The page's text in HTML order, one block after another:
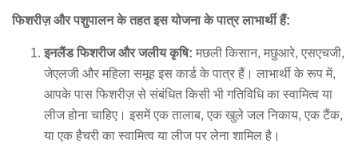
फिशरीज़ और पशुपालन के तहत इस योजना के पात्र लाभार्थी हैं:
इनलैंड फिशरीज और जलीय कृषि: मछली किसान, मछुआरे, एसएचजी,
जेएलजी और महिला समूह इस कार्ड के पात्र हैं। लाभार्थी के रूप में,
आपके पास फिशरीज़ से संबंधित किसी भी गतिविधि का स्वामित्व या
लीज होना चाहिए। इसमें एक तालाब, एक खुले जल निकाय, एक टैंक,
या एक हैचरी का स्वामित्व या लीज पर लेना शामिल है।